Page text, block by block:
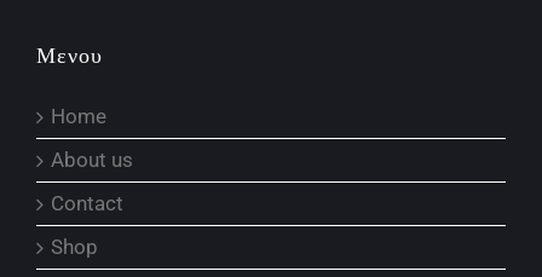
Μενου
Home
About us
Contact
Shop